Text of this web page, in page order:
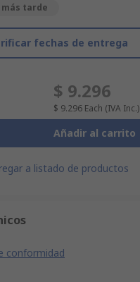
tarde
fechas de entrega
$ 9.296
$ 9.296 Each (IVA Inc.)
Añadir al carrito
a listado de productos
conformidad